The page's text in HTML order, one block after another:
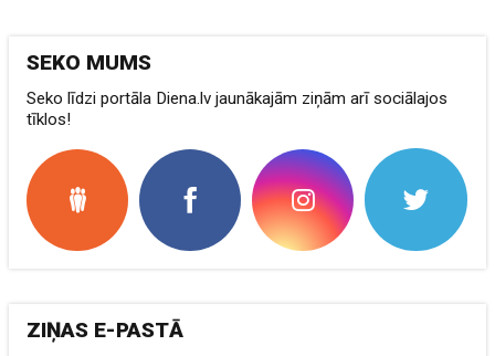
SEKO MUMS
Seko līdzi portāla Diena.lv jaunākajām ziņām arī sociālajos
tīklos!
ZIŅAS E-PASTĀ